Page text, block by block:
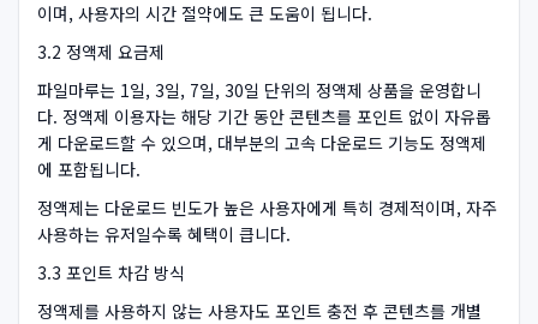
이며, 사용자의 시간 절약에도 큰 도움이 됩니다.
3.2 정액제 요금제
파일마루는 1일, 3일, 7일, 30일 단위의 정액제 상품을 운영합니
다. 정액제 이용자는 해당 기간 동안 콘텐츠를 포인트 없이 자유롭
게 다운로드할 수 있으며, 대부분의 고속 다운로드 기능도 정액제
에 포함됩니다.
정액제는 다운로드 빈도가 높은 사용자에게 특히 경제적이며, 자주
사용하는 유저일수록 혜택이 큽니다.
3.3 포인트 차감 방식
정액제를 사용하지 않는 사용자도 포인트 충전 후 콘텐츠를 개별